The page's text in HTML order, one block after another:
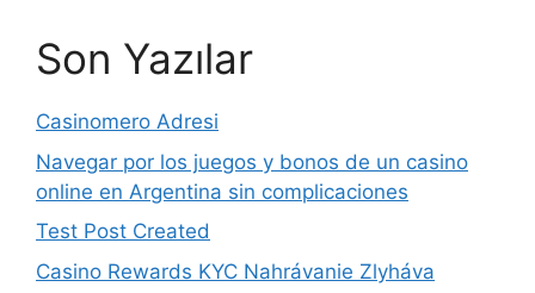
Son Yazılar
Casinomero Adresi
Navegar por los juegos y bonos de un casino
online en Argentina sin complicaciones
Test Post Created
Casino Rewards KYC Nahrávanie Zlyháva